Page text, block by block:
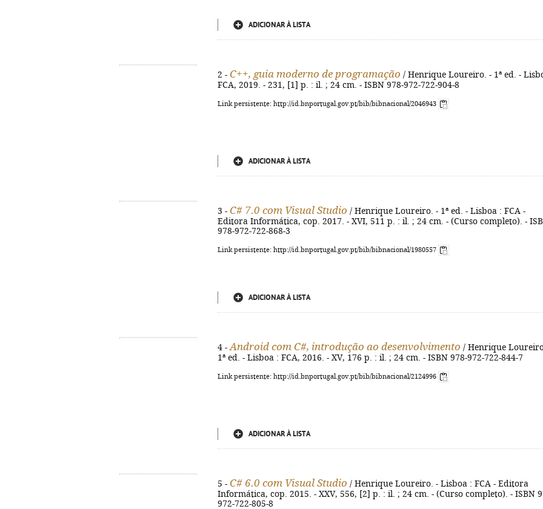
ADICIONAR À LISTA
2 - C++, guia moderno de programação / Henrique Loureiro. - 1ª ed. -
FCA, 2019. - 231, [1] p. : il. ; 24 cm. - ISBN 978-972-722-904-8
Link persistente: http://id.bnportugal.gov.pt/bib/bibnacional/2046943
ADICIONAR À LISTA
3 - C# 7.0 com Visual Studio / Henrique Loureiro. - 1ª ed. - Lisboa : FCA -
Editora Informática, cop. 2017. - XVI, 511 p. : il. ; 24 cm. - (Curso completo). -
978-972-722-868-3
Link persistente: http://id.bnportugal.gov.pt/bib/bibnacional/1980557
ADICIONAR À LISTA
4 - Android com C#, introdução ao desenvolvimento / Henrique
1ª ed. - Lisboa : FCA, 2016. - XV, 176 p. : il. ; 24 cm. - ISBN 978-972-722-844-7
Link persistente: http://id.bnportugal.gov.pt/bib/bibnacional/2124996
ADICIONAR À LISTA
5 - C# 6.0 com Visual Studio / Henrique Loureiro. - Lisboa : FCA - Editora
Informática, cop. 2015. - XXV, 556, [2] p. : il. ; 24 cm. - (Curso completo). - ISBN
972-722-805-8